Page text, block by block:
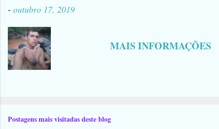
- outubro 17, 2019
MAIS INFORMAÇÕES
Postagens mais visitadas deste blog